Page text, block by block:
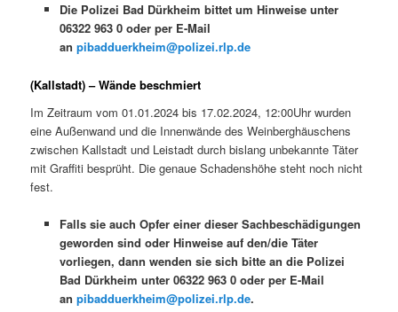
Die Polizei Bad Dürkheim bittet um Hinweise unter
06322 963 0 oder per E-Mail
an pibadduerkheim@polizei.rlp.de
(Kallstadt) – Wände beschmiert
Im Zeitraum vom 01.01.2024 bis 17.02.2024, 12:00Uhr wurden
eine Außenwand und die Innenwände des Weinberghäuschens
zwischen Kallstadt und Leistadt durch bislang unbekannte Täter
mit Graffiti besprüht. Die genaue Schadenshöhe steht noch nicht
fest.
Falls sie auch Opfer einer dieser Sachbeschädigungen
geworden sind oder Hinweise auf den/die Täter
vorliegen, dann wenden sie sich bitte an die Polizei
Bad Dürkheim unter 06322 963 0 oder per E-Mail
an pibadduerkheim@polizei.rlp.de.